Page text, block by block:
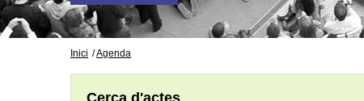
Inici Agenda
Cerca d'actes